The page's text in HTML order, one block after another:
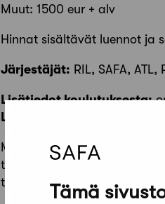
Tämä
Muut: 1500 eur + alv
Hinnat sisältävät luennot ja
Järjestäjät: RIL, SAFA, ATL,
Lisätiedot koulutuksesta:
Lisätiedot pätevyydestä:
Mikäli myöhemmin haluat
tulee suorittaa loppuun
tavanomaisissa